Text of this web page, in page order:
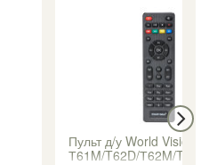
Пульт д/у World Vision
Т61M/T62D/Т62M/T70